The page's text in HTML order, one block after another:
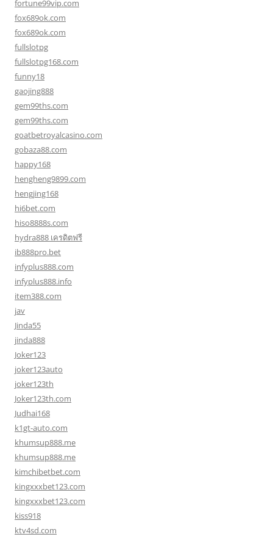
fortune99vip.com
fox689ok.com
fox689ok.com
fullslotpg
fullslotpg168.com
funny18
gaojing888
gem99ths.com
gem99ths.com
goatbetroyalcasino.com
gobaza88.com
happy168
hengheng9899.com
hengjing168
hi6bet.com
hiso8888s.com
hydra888 เครดิตฟรี
ib888pro.bet
infyplus888.com
infyplus888.info
item388.com
jav
Jinda55
jinda888
Joker123
joker123auto
joker123th
Joker123th.com
Judhai168
k1gt-auto.com
khumsup888.me
khumsup888.me
kimchibetbet.com
kingxxxbet123.com
kingxxxbet123.com
kiss918
ktv4sd.com